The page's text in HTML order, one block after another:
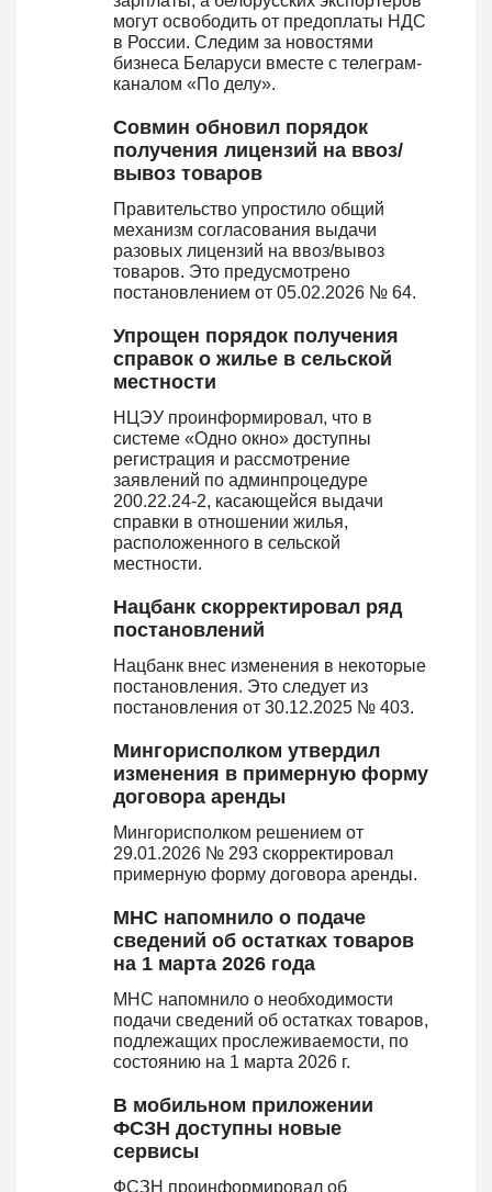
могут освободить от предоплаты НДС
в России. Следим за новостями
бизнеса Беларуси вместе с телеграм-
каналом «По делу».
Совмин обновил порядок
получения лицензий на ввоз/
вывоз товаров
Правительство упростило общий
механизм согласования выдачи
разовых лицензий на ввоз/вывоз
товаров. Это предусмотрено
постановлением от 05.02.2026 № 64.
Упрощен порядок получения
справок о жилье в сельской
местности
НЦЭУ проинформировал, что в
системе «Одно окно» доступны
регистрация и рассмотрение
заявлений по админпроцедуре
200.22.24-2, касающейся выдачи
справки в отношении жилья,
расположенного в сельской
местности.
Нацбанк скорректировал ряд
постановлений
Нацбанк внес изменения в некоторые
постановления. Это следует из
постановления от 30.12.2025 № 403.
Мингорисполком утвердил
изменения в примерную форму
договора аренды
Мингорисполком решением от
29.01.2026 № 293 скорректировал
примерную форму договора аренды.
МНС напомнило о подаче
сведений об остатках товаров
на 1 марта 2026 года
МНС напомнило о необходимости
подачи сведений об остатках товаров,
подлежащих прослеживаемости, по
состоянию на 1 марта 2026 г.
В мобильном приложении
ФСЗН доступны новые
сервисы
ФСЗН проинформировал об